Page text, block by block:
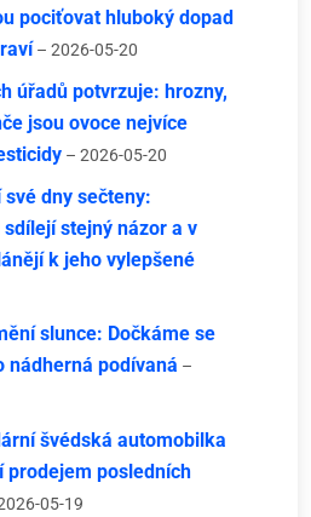
pociťovat hluboký dopad
– 2026-05-20
úřadů potvrzuje: hrozny,
jsou ovoce nejvíce
– 2026-05-20
dny sečteny:
stejný názor a v
k jeho vylepšené
slunce: Dočkáme se
nádherná podívaná –
švédská automobilka
prodejem posledních
05-19